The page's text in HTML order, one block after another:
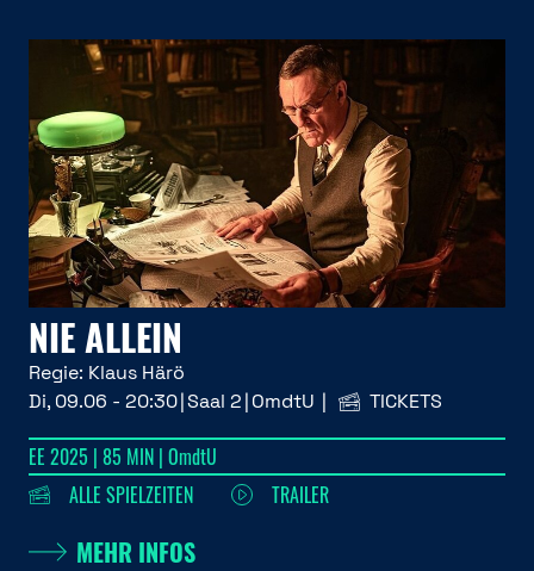
NIE ALLEIN
Regie: Klaus Härö
Di, 09.06 - 20:30 Saal 2 OmdtU TICKETS
EE 2025 | 85 MIN | OmdtU
ALLE SPIELZEITEN
TRAILER
MEHR INFOS